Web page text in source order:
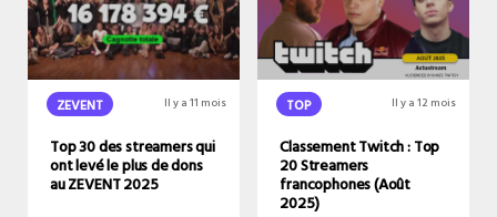
ZEVENT Il y a 11 mois
Top 30 des streamers qui
ont levé le plus de dons
au ZEVENT 2025
TOP Il y a 12 mois
Classement Twitch : Top
20 Streamers
francophones (Août
2025)